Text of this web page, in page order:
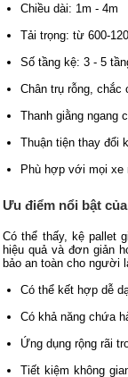
Chiều dài: 1m - 4m
Tải trọng: từ 600-
Số tầng kệ: 3 - 5
Chân trụ rỗng, chắc
Thanh giằng ngang
Thuận tiện thay đổi
Phù hợp với mọi xe
Ưu điểm nổi bật
Có thể thấy, kệ pallet
hiệu quả và đơn giản
bảo an toàn cho người
Có thể kết hợp dễ
Có khả năng chứa
Ứng dụng rộng rãi
Tiết kiệm không